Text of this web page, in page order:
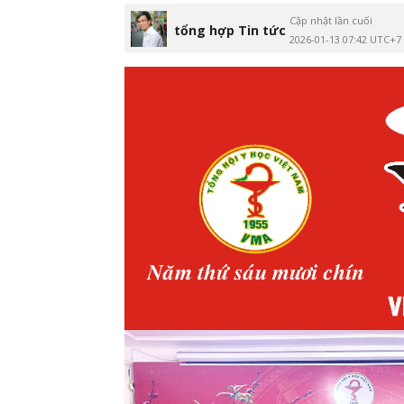
tổng hợp Tin tức
Cập nhật lần cuối
2026-01-13 07:42 UTC+7